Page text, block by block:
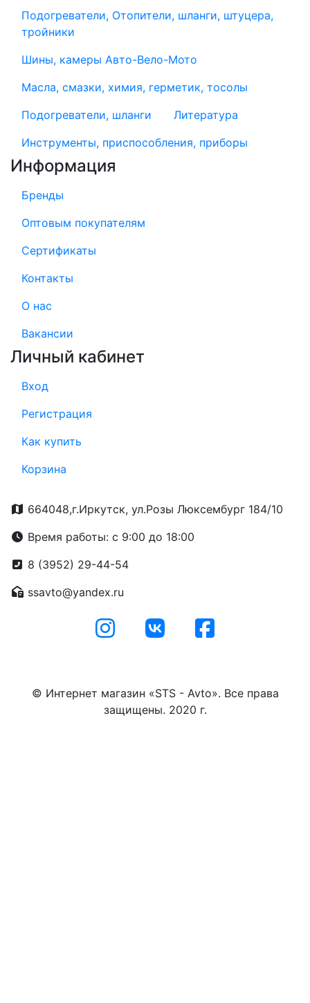
Подогреватели, Отопители, шланги, штуцера,
тройники
Шины, камеры Авто-Вело-Мото
Масла, смазки, химия, герметик, тосолы
Подогреватели, шланги
Литература
Инструменты, приспособления, приборы
Информация
Бренды
Оптовым покупателям
Сертификаты
Контакты
О нас
Вакансии
Личный кабинет
Вход
Регистрация
Как купить
Корзина
664048,г.Иркутск, ул.Розы Люксембург 184/10
Время работы: с 9:00 до 18:00
8 (3952) 29-44-54
ssavto@yandex.ru
© Интернет магазин «STS - Avto». Все права
защищены. 2020 г.